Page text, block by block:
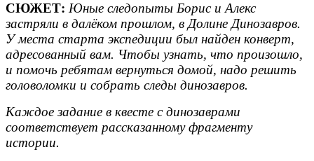
СЮЖЕТ: Юные следопыты Борис и Алекс
застряли в далёком прошлом, в Долине Динозавров.
У места старта экспедиции был найден конверт,
адресованный вам. Чтобы узнать, что произошло,
и помочь ребятам вернуться домой, надо решить
головоломки и собрать следы динозавров.
Каждое задание в квесте с динозаврами
соответствует рассказанному фрагменту
истории.